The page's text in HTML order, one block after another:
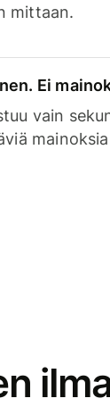
mittaan.
Ei
vain